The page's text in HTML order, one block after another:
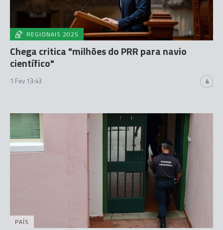
REGIONAIS 2025
Chega critica "milhões do PRR para navio
científico"
1 Fev 13:43 4
PAÍS